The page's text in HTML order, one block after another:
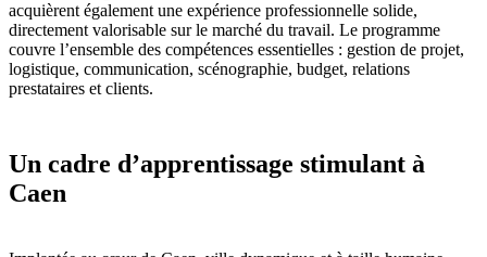
acquièrent également une expérience professionnelle solide,
directement valorisable sur le marché du travail. Le programme
couvre l’ensemble des compétences essentielles : gestion de projet,
logistique, communication, scénographie, budget, relations
prestataires et clients.
Un cadre d’apprentissage stimulant à
Caen